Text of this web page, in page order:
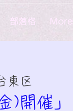
部落格 More
東区
)開催」